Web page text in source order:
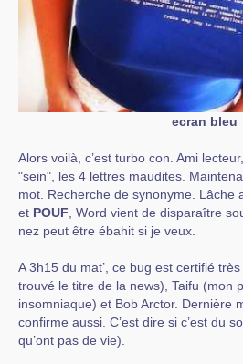
ecran bleu
Alors voilà, c’est turbo con. Ami
"sein", les 4 lettres maudites.
mot. Recherche de synonyme. Lâche
et POUF , Word vient de disparaître
nez peut être ébahit si je veux.
A 3h15 du mat’, ce bug est certifié
trouvé le titre de la news), Taifu (mon
insomniaque) et Bob Arctor. Dernière
confirme aussi. C’est dire si c’est du
qu’ont pas de vie).